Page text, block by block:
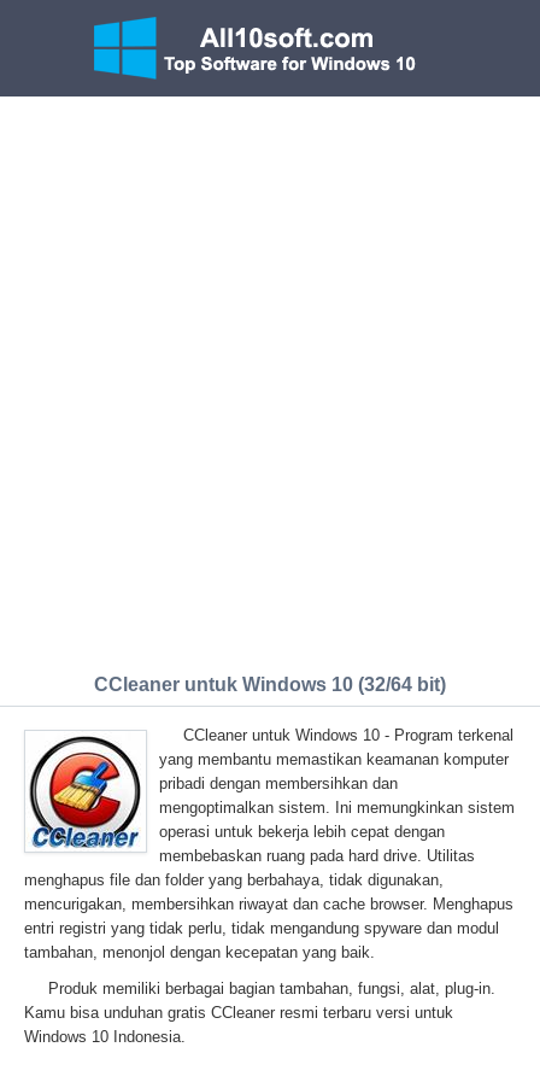
CCleaner untuk Windows 10 (32/64 bit)
CCleaner untuk Windows 10 - Program terkenal
yang membantu memastikan keamanan komputer
pribadi dengan membersihkan dan
mengoptimalkan sistem. Ini memungkinkan sistem
operasi untuk bekerja lebih cepat dengan
membebaskan ruang pada hard drive. Utilitas
menghapus file dan folder yang berbahaya, tidak digunakan,
mencurigakan, membersihkan riwayat dan cache browser. Menghapus
entri registri yang tidak perlu, tidak mengandung spyware dan modul
tambahan, menonjol dengan kecepatan yang baik.
Produk memiliki berbagai bagian tambahan, fungsi, alat, plug-in.
Kamu bisa unduhan gratis CCleaner resmi terbaru versi untuk
Windows 10 Indonesia.